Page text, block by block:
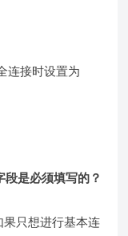
连接时设置为
是必须填写的？
只想进行基本连